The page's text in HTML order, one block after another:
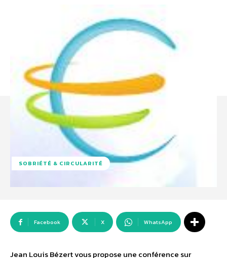
SOBRIÉTÉ & CIRCULARITÉ
Facebook X WhatsApp
Jean Louis Bézert vous propose une conférence sur